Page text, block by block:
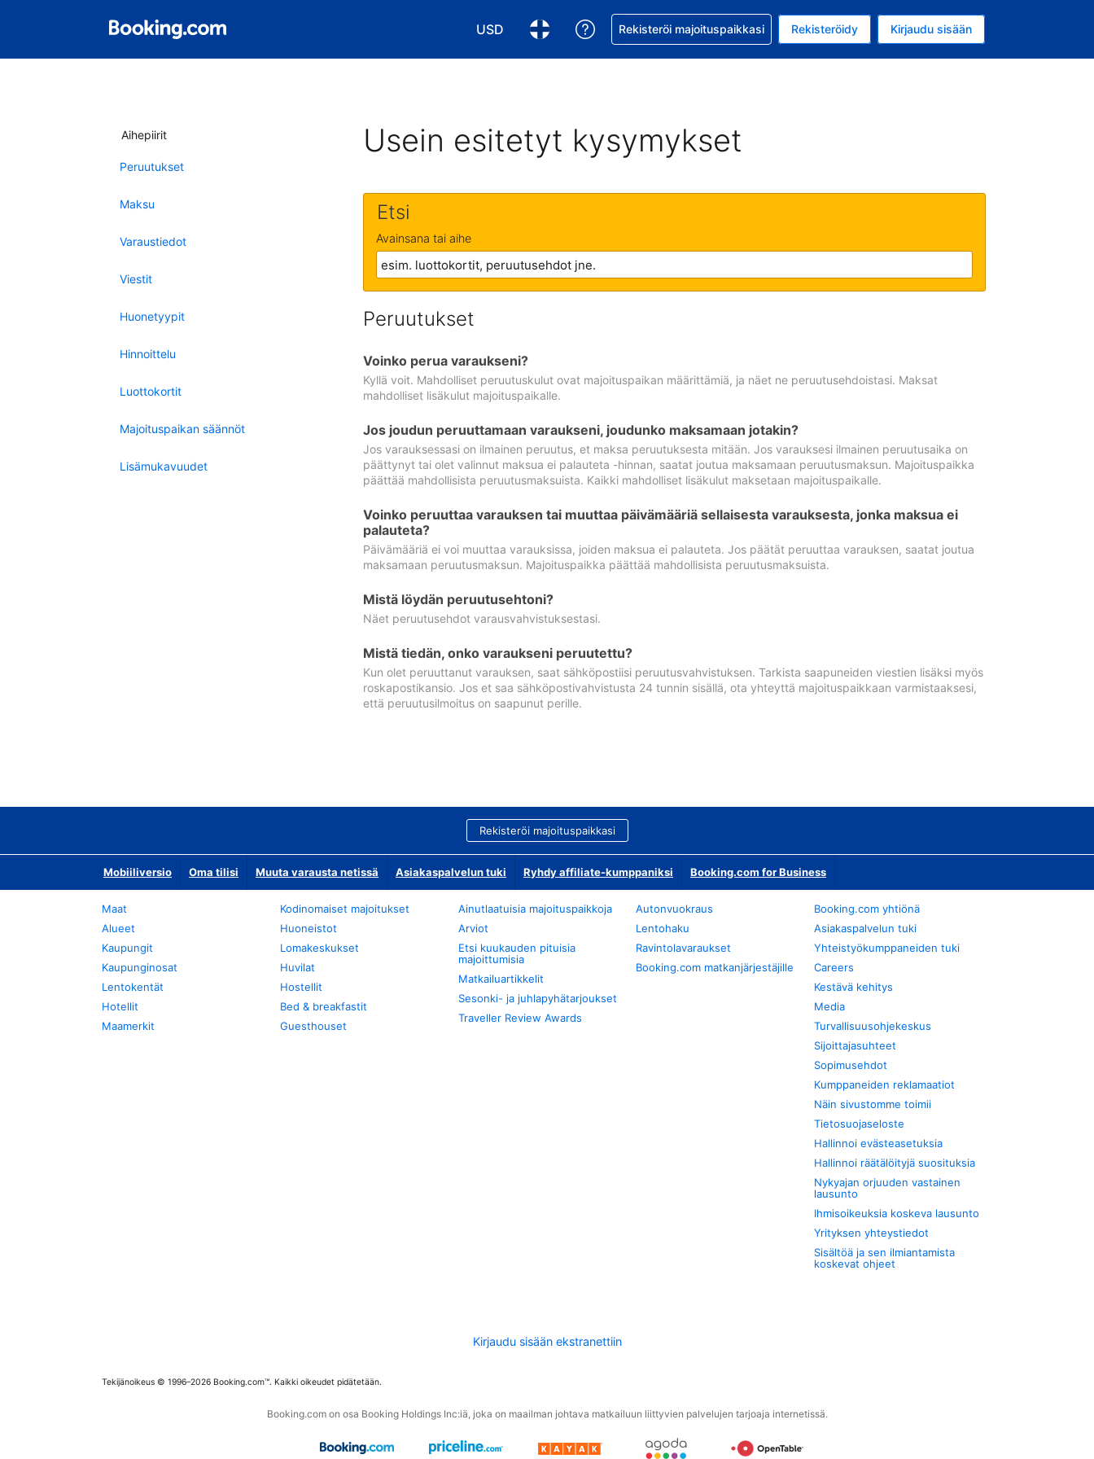
USD
Valitse valuutta. Tämänhetkinen valuutta on Yhdysvaltain dollari
Valitse kieli. Tämänhetkinen kieli on Suomi
Pyydä apua varauksesi kanssa
Rekisteröi majoituspaikkasi Rekisteröidy Kirjaudu sisään
Aihepiirit
Peruutukset
Maksu
Varaustiedot
Viestit
Huonetyypit
Hinnoittelu
Luottokortit
Majoituspaikan säännöt
Lisämukavuudet
Usein esitetyt kysymykset
Etsi
Avainsana tai aihe
Peruutukset
Voinko perua varaukseni?
Kyllä voit. Mahdolliset peruutuskulut ovat majoituspaikan määrittämiä, ja näet ne peruutusehdoistasi. Maksat
mahdolliset lisäkulut majoituspaikalle.
Jos joudun peruuttamaan varaukseni, joudunko maksamaan jotakin?
Jos varauksessasi on ilmainen peruutus, et maksa peruutuksesta mitään. Jos varauksesi ilmainen peruutusaika on
päättynyt tai olet valinnut maksua ei palauteta -hinnan, saatat joutua maksamaan peruutusmaksun. Majoituspaikka
päättää mahdollisista peruutusmaksuista. Kaikki mahdolliset lisäkulut maksetaan majoituspaikalle.
Voinko peruuttaa varauksen tai muuttaa päivämääriä sellaisesta varauksesta, jonka maksua ei
palauteta?
Päivämääriä ei voi muuttaa varauksissa, joiden maksua ei palauteta. Jos päätät peruuttaa varauksen, saatat joutua
maksamaan peruutusmaksun. Majoituspaikka päättää mahdollisista peruutusmaksuista.
Mistä löydän peruutusehtoni?
Näet peruutusehdot varausvahvistuksestasi.
Mistä tiedän, onko varaukseni peruutettu?
Kun olet peruuttanut varauksen, saat sähköpostiisi peruutusvahvistuksen. Tarkista saapuneiden viestien lisäksi myös
roskapostikansio. Jos et saa sähköpostivahvistusta 24 tunnin sisällä, ota yhteyttä majoituspaikkaan varmistaaksesi,
että peruutusilmoitus on saapunut perille.
Rekisteröi majoituspaikkasi
Mobiiliversio Oma tilisi Muuta varausta netissä Asiakaspalvelun tuki Ryhdy affiliate-kumppaniksi Booking.com for Business
Maat
Alueet
Kaupungit
Kaupunginosat
Lentokentät
Hotellit
Maamerkit
Kodinomaiset majoitukset
Huoneistot
Lomakeskukset
Huvilat
Hostellit
Bed & breakfastit
Guesthouset
Ainutlaatuisia majoituspaikkoja
Arviot
Etsi kuukauden pituisia
majoittumisia
Matkailuartikkelit
Sesonki- ja juhlapyhätarjoukset
Traveller Review Awards
Autonvuokraus
Lentohaku
Ravintolavaraukset
Booking.com matkanjärjestäjille
Booking.com yhtiönä
Asiakaspalvelun tuki
Yhteistyökumppaneiden tuki
Careers
Kestävä kehitys
Media
Turvallisuusohjekeskus
Sijoittajasuhteet
Sopimusehdot
Kumppaneiden reklamaatiot
Näin sivustomme toimii
Tietosuojaseloste
Hallinnoi evästeasetuksia
Hallinnoi räätälöityjä suosituksia
Nykyajan orjuuden vastainen
lausunto
Ihmisoikeuksia koskeva lausunto
Yrityksen yhteystiedot
Sisältöä ja sen ilmiantamista
koskevat ohjeet
Kirjaudu sisään ekstranettiin
Tekijänoikeus © 1996–2026 Booking.com™. Kaikki oikeudet pidätetään.
Booking.com on osa Booking Holdings Inc:iä, joka on maailman johtava matkailuun liittyvien palvelujen tarjoaja internetissä.